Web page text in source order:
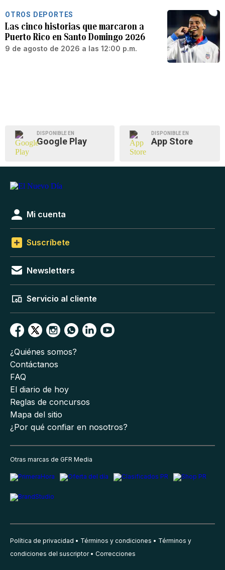
OTROS DEPORTES
Las cinco historias que marcaron a
Puerto Rico en Santo Domingo 2026
9 de agosto de 2026 a las 12:00 p.m.
DISPONIBLE EN
Google Play
DISPONIBLE EN
App Store
Mi cuenta
Suscríbete
Newsletters
Servicio al cliente
¿Quiénes somos?
Contáctanos
FAQ
El diario de hoy
Reglas de concursos
Mapa del sitio
¿Por qué confiar en nosotros?
Otras marcas de GFR Media
Política de privacidad Términos y condiciones
Términos y
condiciones del suscriptor
Correcciones